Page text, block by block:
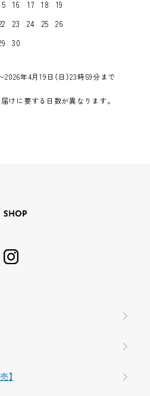
16 17 18
19
23 24 25
26
30
2026年4月19日（日）23時59分まで
けに要する日数が異なります。
】